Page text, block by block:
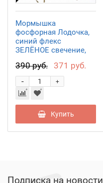
Мормышка
фосфорная Лодочка,
синий флекс
ЗЕЛЁНОЕ свечение,
390 руб. 371 руб.
+
-
Купить
Подписка на новости